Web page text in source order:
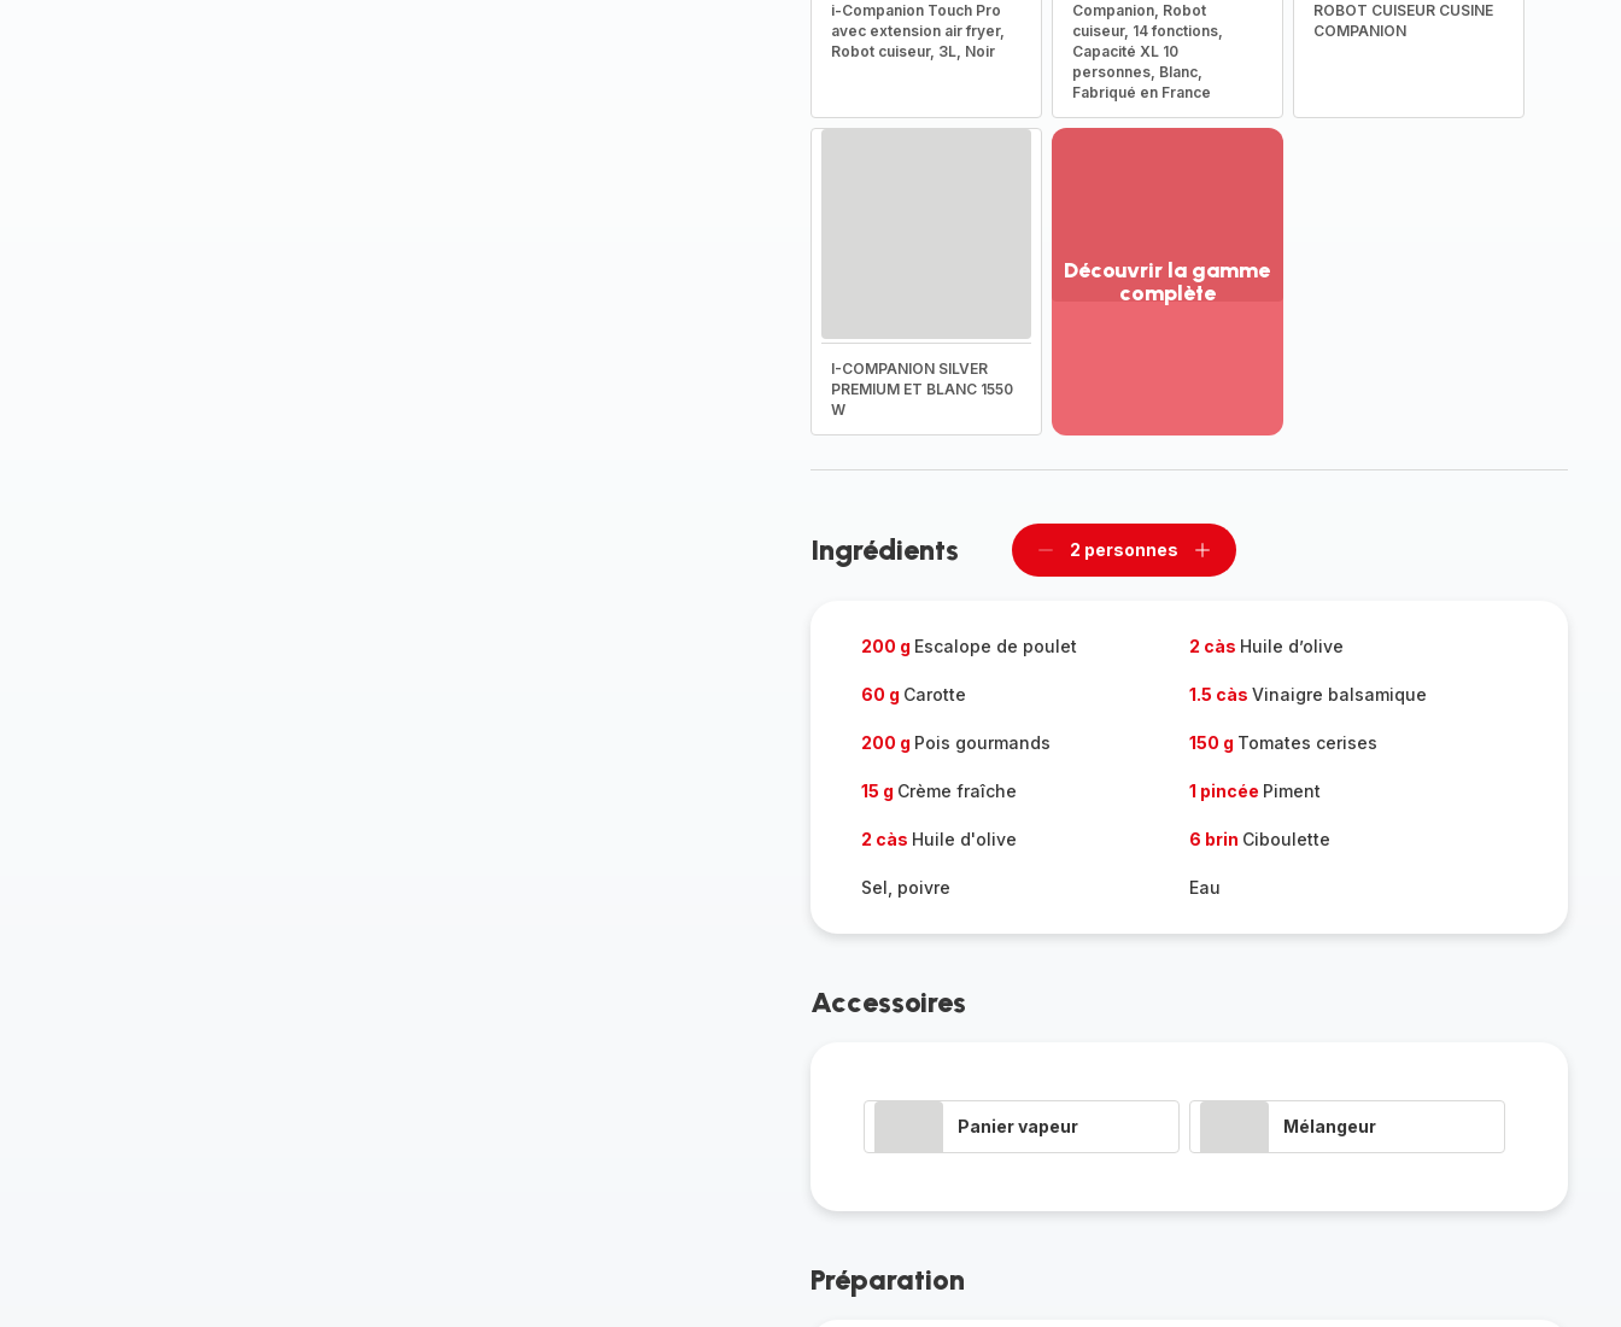
i-Companion Touch Pro
avec extension air fryer,
Robot cuiseur, 3L, Noir
Companion, Robot
cuiseur, 14 fonctions,
Capacité XL 10
personnes, Blanc,
Fabriqué en France
ROBOT CUISEUR CUSINE
COMPANION
I-COMPANION SILVER
PREMIUM ET BLANC 1550
W
Découvrir la gamme
complète
gamme
Ingrédients
Supprimer
2 personnes
Ajouter
200 g Escalope de poulet 2 càs Huile d’olive
60 g Carotte 1.5 càs Vinaigre balsamique
200 g Pois gourmands 150 g Tomates cerises
15 g Crème fraîche 1 pincée Piment
2 càs Huile d'olive 6 brin Ciboulette
Sel, poivre Eau
Accessoires
Panier vapeur Mélangeur
Préparation